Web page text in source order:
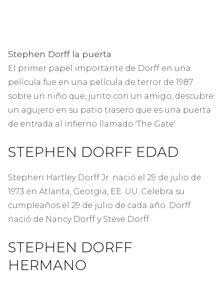
Stephen Dorff la puerta
El primer papel importante de Dorff en una
película fue en una película de terror de 1987
sobre un niño que, junto con un amigo, descubre
un agujero en su patio trasero que es una puerta
de entrada al infierno llamado 'The Gate'.
STEPHEN DORFF EDAD
Stephen Hartley Dorff Jr. nació el 29 de julio de
1973 en Atlanta, Georgia, EE. UU. Celebra su
cumpleaños el 29 de julio de cada año. Dorff
nació de Nancy Dorff y Steve Dorff.
STEPHEN DORFF
HERMANO